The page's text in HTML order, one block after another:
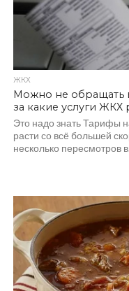
ЖКХ
Можно не обращать
за какие услуги ЖКХ
Это надо знать Тарифы
расти со всё большей
несколько пересмотров